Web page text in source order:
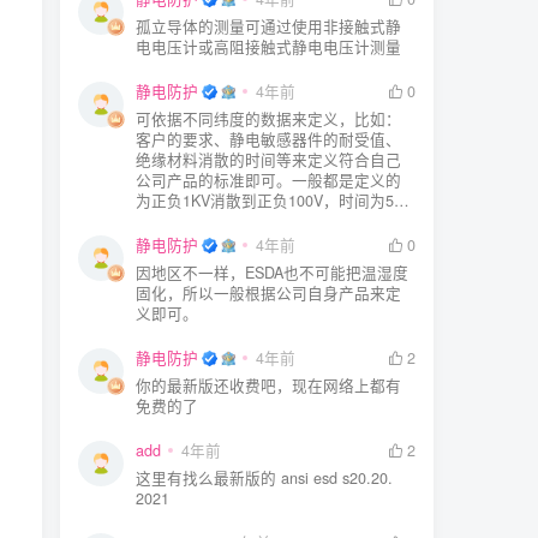
孤立导体的测量可通过使用非接触式静
电电压计或高阻接触式静电电压计测量
静电防护 4年前
0
可依据不同纬度的数据来定义，比如：
客户的要求、静电敏感器件的耐受值、
绝缘材料消散的时间等来定义符合自己
公司产品的标准即可。一般都是定义的
为正负1KV消散到正负100V，时间为5S
静电防护
4年前
0
因地区不一样，ESDA也不可能把温湿度
固化，所以一般根据公司自身产品来定
义即可。
静电防护 4年前
2
你的最新版还收费吧，现在网络上都有
免费的了
add 4年前
2
这里有找么最新版的 ansi esd s20.20.
2021